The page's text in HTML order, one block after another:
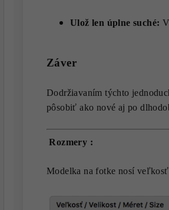
Ulož len úplne suché:
Záver
Dodržiavaním týchto
pôsobiť ako nové aj po
Rozmery :
Modelka na fotke nosí veľkosť